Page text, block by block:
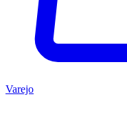
Varejo